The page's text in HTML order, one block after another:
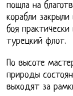
пошла на
корабли
боя
турецкий флот.
По высоте
природы
выходят за